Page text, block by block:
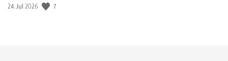
Veröffentlichungsdatum:
24. Jul 2026 7